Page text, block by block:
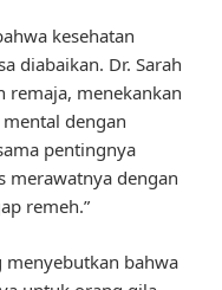
kesehatan
diabaikan. Dr. Sarah
remaja, menekankan
dengan
pentingnya
merawatnya dengan
remeh.”
bahwa